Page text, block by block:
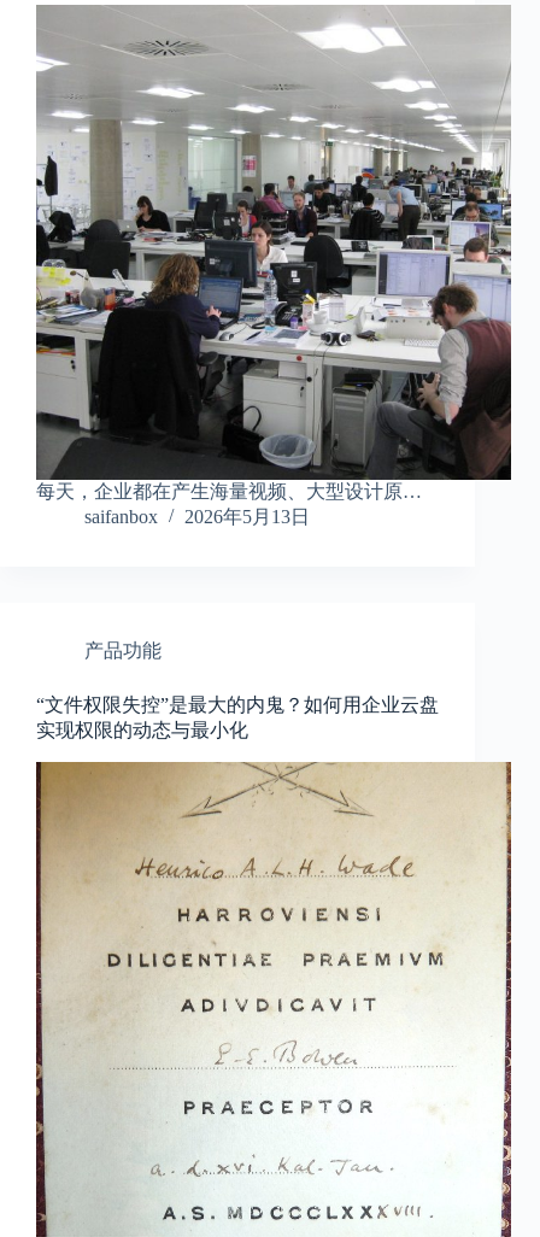
每天，企业都在产生海量视频、大型设计原…
saifanbox
2026年5月13日
产品功能
“文件权限失控”是最大的内鬼？如何用企业云盘
实现权限的动态与最小化